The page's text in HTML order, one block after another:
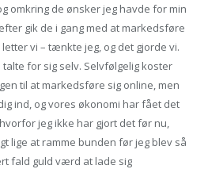
omkring de ønsker jeg havde for min
gik de i gang med at markedsføre
vi – tænkte jeg, og det gjorde vi.
for sig selv. Selvfølgelig koster
til at markedsføre sig online, men
ind, og vores økonomi har fået det
jeg ikke har gjort det før nu,
lige at ramme bunden før jeg blev så
fald guld værd at lade sig